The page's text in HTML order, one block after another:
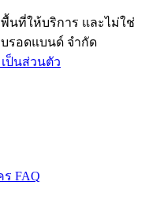
นที่ให้บริการ และไม่ใช่
รอดแบนด์ จำกัด
ป็นส่วนตัว
ร FAQ